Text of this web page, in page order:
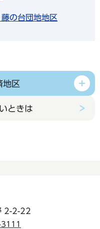
の台団地地区
地区
ときは
2-2-22